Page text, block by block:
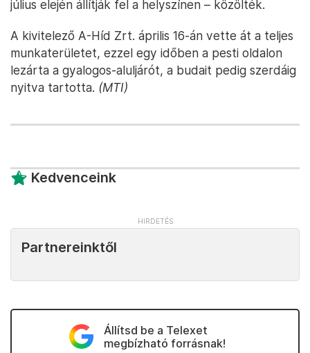
július elején állítják fel a helyszínen – közölték.
A kivitelező A-Híd Zrt. április 16-án vette át a teljes
munkaterületet, ezzel egy időben a pesti oldalon
lezárta a gyalogos-aluljárót, a budait pedig szerdáig
nyitva tartotta. (MTI)
Kedvenceink
Partnereinktől
Állítsd be a Telexet
megbízható forrásnak!